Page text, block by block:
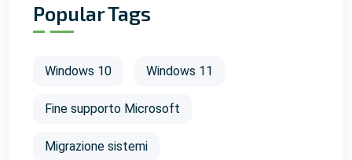
Popular Tags
Windows 10 Windows 11
Fine supporto Microsoft
Migrazione sistemi